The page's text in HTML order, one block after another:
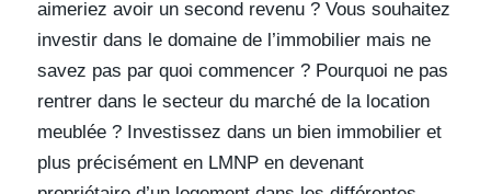
aimeriez avoir un second revenu ? Vous souhaitez
investir dans le domaine de l’immobilier mais ne
savez pas par quoi commencer ? Pourquoi ne pas
rentrer dans le secteur du marché de la location
meublée ? Investissez dans un bien immobilier et
plus précisément en LMNP en devenant